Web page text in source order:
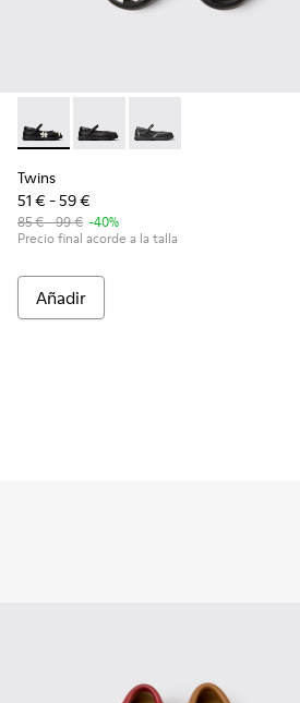
Twins - K800549-006 - Bailarinas
Twins - K800549-003
Twins - K800549-001
Twins
51 € - 59 €
85 € - 99 € -40%
Precio final acorde a la talla
Añadir